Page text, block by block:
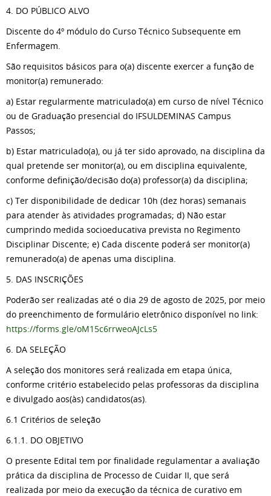
4. DO PÚBLICO ALVO
Discente do 4º módulo do Curso Técnico Subsequente em
Enfermagem.
São requisitos básicos para o(a) discente exercer a função de
monitor(a) remunerado:
a) Estar regularmente matriculado(a) em curso de nível Técnico
ou de Graduação presencial do IFSULDEMINAS Campus
Passos;
b) Estar matriculado(a), ou já ter sido aprovado, na disciplina da
qual pretende ser monitor(a), ou em disciplina equivalente,
conforme definição/decisão do(a) professor(a) da disciplina;
c) Ter disponibilidade de dedicar 10h (dez horas) semanais
para atender às atividades programadas; d) Não estar
cumprindo medida socioeducativa prevista no Regimento
Disciplinar Discente; e) Cada discente poderá ser monitor(a)
remunerado(a) de apenas uma disciplina.
5. DAS INSCRIÇÕES
Poderão ser realizadas até o dia 29 de agosto de 2025, por meio
do preenchimento de formulário eletrônico disponível no link:
https://forms.gle/oM15c6rrweoAJcLs5
6. DA SELEÇÃO
A seleção dos monitores será realizada em etapa única,
conforme critério estabelecido pelas professoras da disciplina
e divulgado aos(às) candidatos(as).
6.1 Critérios de seleção
6.1.1. DO OBJETIVO
O presente Edital tem por finalidade regulamentar a avaliação
prática da disciplina de Processo de Cuidar II, que será
realizada por meio da execução da técnica de curativo em